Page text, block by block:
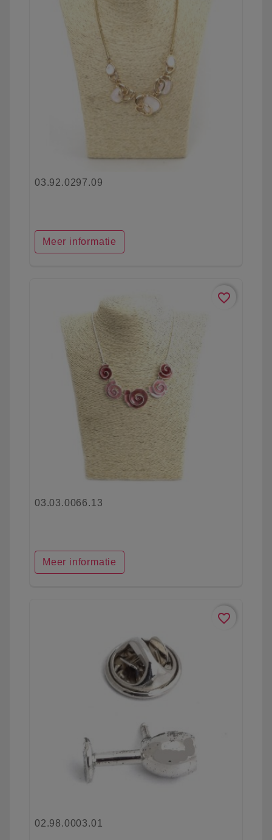
03.92.0297.09
Meer informatie
favorite_border
03.03.0066.13
Meer informatie
favorite_border
02.98.0003.01